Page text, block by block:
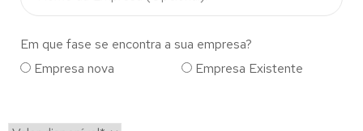
Em que fase se encontra a sua empresa?
Empresa nova
Empresa Existente